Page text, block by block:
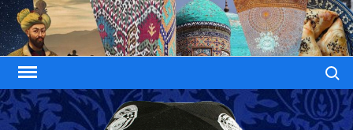
Skip
to
content